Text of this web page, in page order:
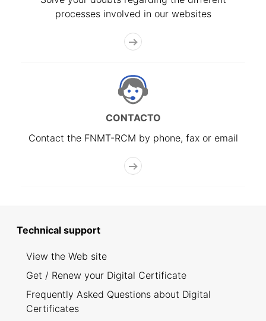
processes involved in our websites
CONTACTO
Contact the FNMT-RCM by phone, fax or email
Technical support
View the Web site
Get / Renew your Digital Certificate
Frequently Asked Questions about Digital
Certificates